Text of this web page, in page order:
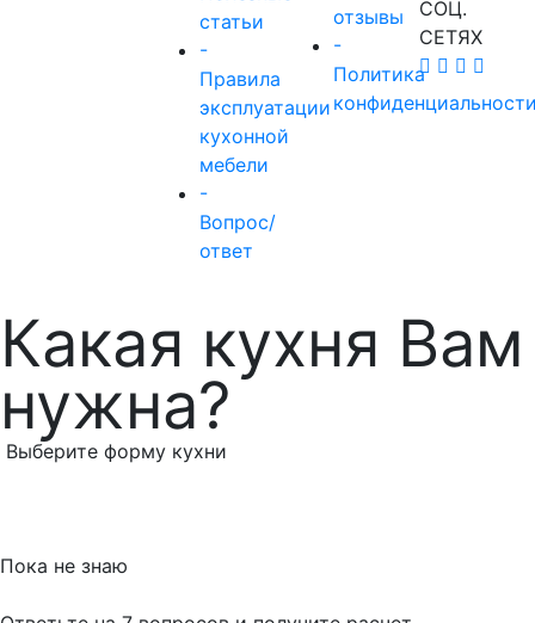
статьи
-
Правила
эксплуатации
кухонной
мебели
-
Вопрос/
ответ
отзывы
-
Политика
СОЦ.
СЕТЯХ
Какая кухня Вам
нужна?
Выберите форму кухни
Пока не знаю